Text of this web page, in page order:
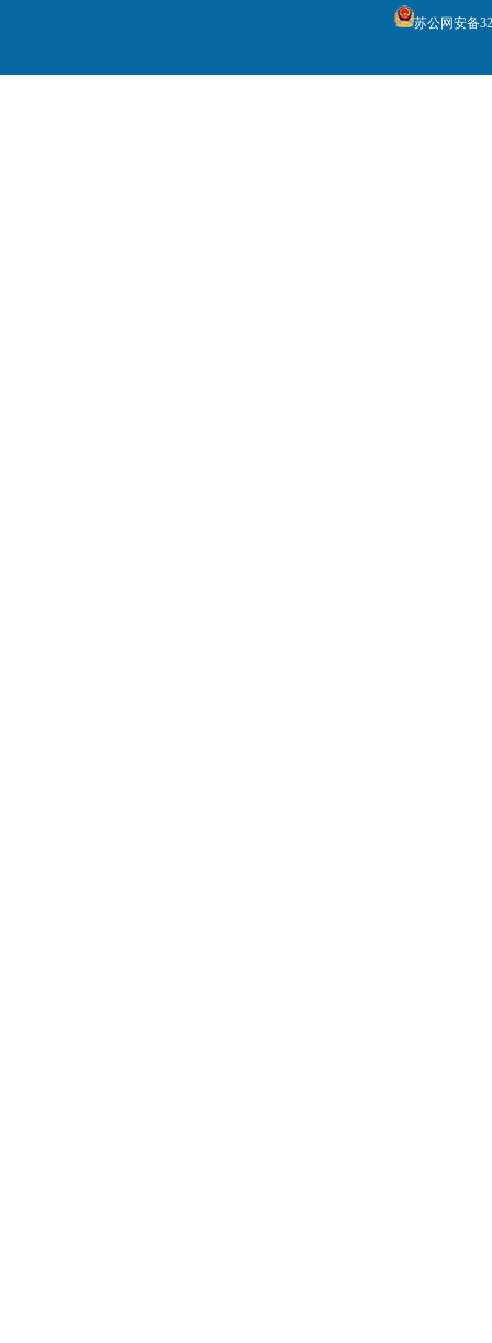
苏公网安备